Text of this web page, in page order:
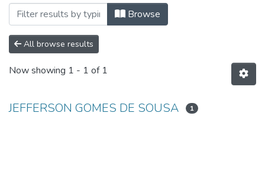
Browse
All browse results
Now showing 1 - 1 of 1
JEFFERSON GOMES DE SOUSA 1